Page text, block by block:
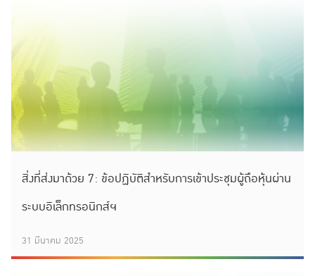
สิ่งที่ส่งมาด้วย 7: ข้อปฏิบัติสำหรับการเข้าประชุมผู้ถือหุ้นผ่าน
ระบบอิเล็กทรอนิกส์ฯ
31 มีนาคม 2025